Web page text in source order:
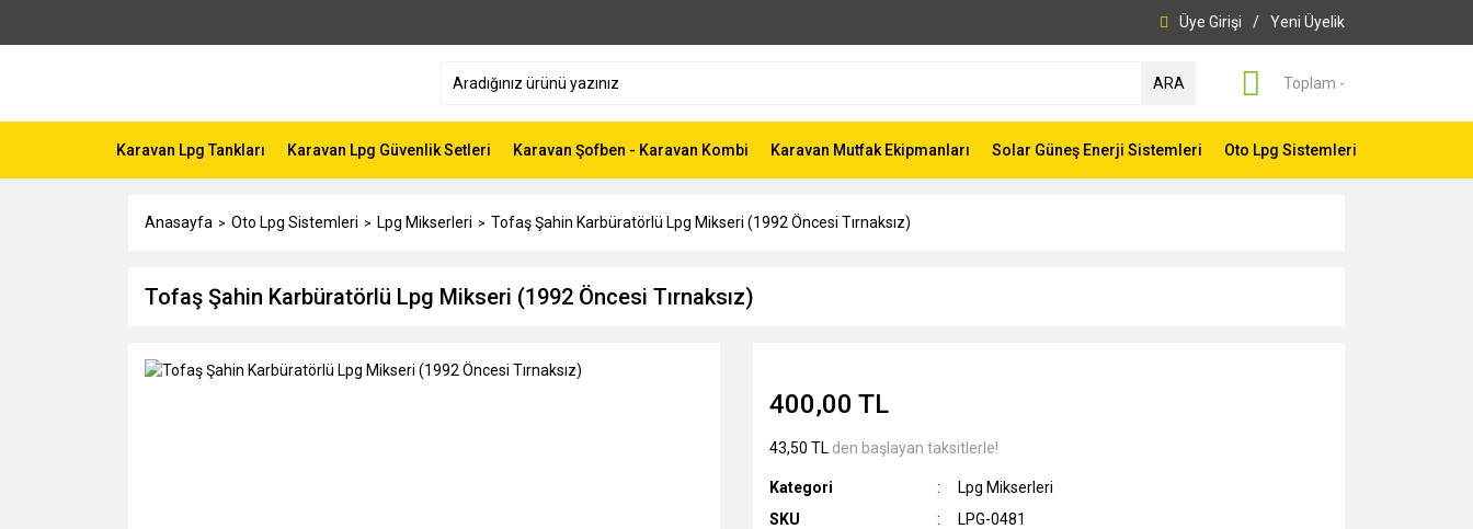
Üye Girişi / Yeni Üyelik
ARA Toplam -
Karavan Lpg Tankları Karavan Lpg Güvenlik Setleri Karavan Şofben - Karavan Kombi Karavan Mutfak Ekipmanları Solar Güneş Enerji Sistemleri Oto Lpg Sistemleri
Anasayfa Oto Lpg Sistemleri Lpg Mikserleri Tofaş Şahin Karbüratörlü Lpg Mikseri (1992 Öncesi Tırnaksız)
Tofaş Şahin Karbüratörlü Lpg Mikseri (1992 Öncesi Tırnaksız)
400,00 TL
43,50 TL den başlayan taksitlerle!
Kategori
Lpg Mikserleri
SKU
LPG-0481